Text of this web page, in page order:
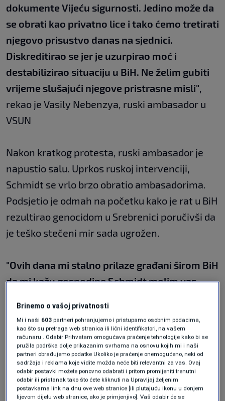
dokumente Vijeću sigurnosti. Jedino može da
se obrati kao privatno lice i tako ćemo tretirati
njegovo prisustvo danas na sjednici.
Diskreditirao se jer je uzurpirao moć i
destabilizirao situaciju u BiH. Ne želim gubiti
vrijeme slušajući njegove pristrasne misli",
rekao je Vasily Nebenzya, ruski ambasador u
VSUN
Nakon kratkog protesta, ruski ambasador je
napustio salu. Uprkos ruskoj intervenciji,
Schmidt se vrlo brzo obratio ambasadorima.
Podsjetio je odmah na početku kako je rat u BiH
rezultirao genocidom u Srebrenici poručivši da
je teško stečeni mir sada ugrožen.
"Ovih dana mi stalno prilaze građani širom BiH
da mi kažu gospodine Schmidt molim vas
odgovaram da ne vidim opasnost od rata, jer
niko ne želi prolaziti kroz takvo iskustvo
opet", naglasio je Christian Schmidt, visoki
predstavnik u BiH.
Prva četvrtina godine je prilično obilježena
Brinemo o vašoj privatnosti
Mi i naši 603 partneri pohranjujemo i pristupamo osobnim podacima,
kao što su pretraga web stranica ili lični identifikatori, na vašem
računaru . Odabir Prihvatam omogućava praćenje tehnologije kako bi se
pružila podrška dolje prikazanim svrhama na osnovu kojih mi i naši
partneri obrađujemo podatke Ukoliko je praćenje onemogućeno, neki od
sadržaja i reklama koje vidite možda neće biti relevantni za vas. Ovaj
odabir postavki možete ponovno odabrati i pritom promijeniti trenutni
odabir ili pristanak tako što ćete kliknuti na Upravljaj željenim
postavkama link na dnu ove web stranice [ili plutajuću ikonu u donjem
lijevom dijelu web stranice, ako je primjenjivo]. Vaš odabir će se